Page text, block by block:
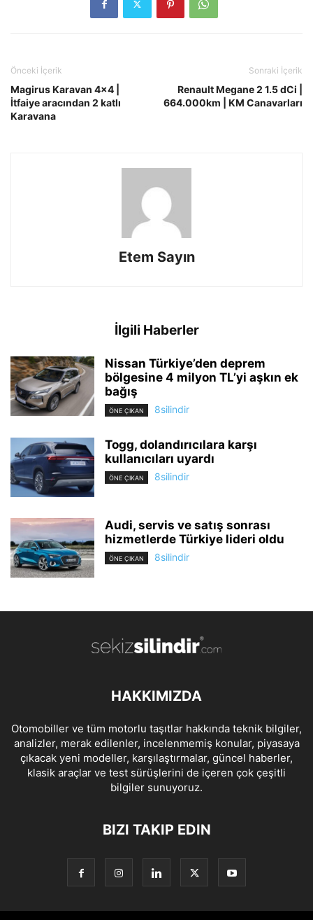
Önceki İçerik
Magirus Karavan 4×4 |
İtfaiye aracından 2 katlı
Karavana
Sonraki İçerik
Renault Megane 2 1.5 dCi |
664.000km | KM Canavarları
Etem Sayın
İlgili Haberler
Nissan Türkiye’den deprem
bölgesine 4 milyon TL’yi aşkın ek
bağış
ÖNE ÇIKAN 8silindir
Togg, dolandırıcılara karşı
kullanıcıları uyardı
ÖNE ÇIKAN 8silindir
Audi, servis ve satış sonrası
hizmetlerde Türkiye lideri oldu
ÖNE ÇIKAN 8silindir
HAKKIMIZDA
Otomobiller ve tüm motorlu taşıtlar hakkında teknik bilgiler,
analizler, merak edilenler, incelenmemiş konular, piyasaya
çıkacak yeni modeller, karşılaştırmalar, güncel haberler,
klasik araçlar ve test sürüşlerini de içeren çok çeşitli
bilgiler sunuyoruz.
BIZI TAKIP EDIN